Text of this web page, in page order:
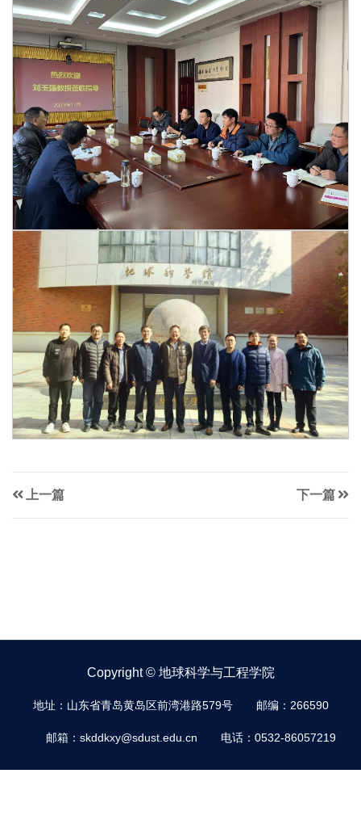
上一篇 下一篇
Copyright © 地球科学与工程学院
地址：山东省青岛黄岛区前湾港路579号 邮编：266590
邮箱：skddkxy@sdust.edu.cn 电话：0532-86057219